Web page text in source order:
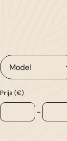
Model
Prijs (€)
-